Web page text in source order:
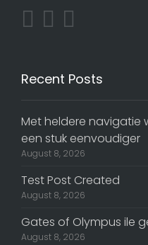
Recent Posts
Met heldere navigatie
een stuk eenvoudiger
August 8, 2026
Test Post Created
August 8, 2026
Gates of Olympus ile
August 8, 2026